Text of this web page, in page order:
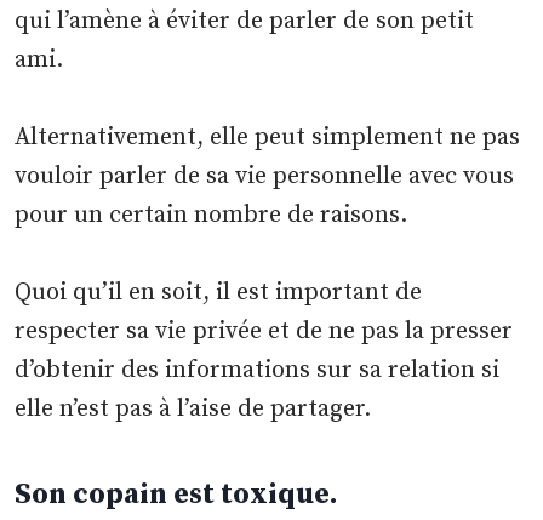
qui l’amène à éviter de parler de son petit
ami.
Alternativement, elle peut simplement ne pas
vouloir parler de sa vie personnelle avec vous
pour un certain nombre de raisons.
Quoi qu’il en soit, il est important de
respecter sa vie privée et de ne pas la presser
d’obtenir des informations sur sa relation si
elle n’est pas à l’aise de partager.
Son copain est toxique.